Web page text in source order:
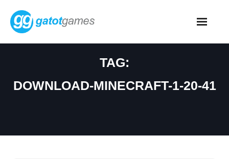
content
TAG:
DOWNLOAD-MINECRAFT-1-20-41